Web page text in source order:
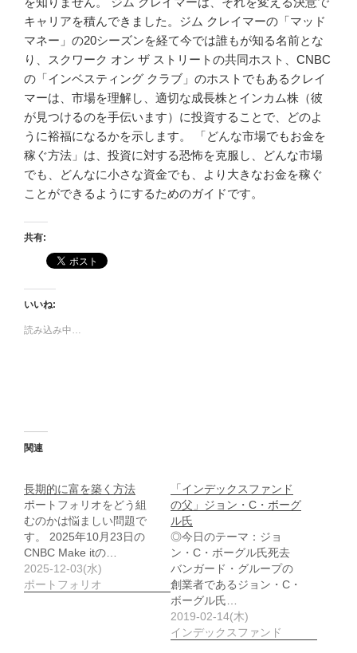
キャリアを積んできました。ジム クレイマーの「マッド
マネー」の20シーズンを経て今では誰もが知る名前とな
り、スクワーク オン ザ ストリートの共同ホスト、CNBC
の「インベスティング クラブ」のホストでもあるクレイ
マーは、市場を理解し、適切な成長株とインカム株（彼
が見つけるのを手伝います）に投資することで、どのよ
うに裕福になるかを示します。 「どんな市場でもお金を
稼ぐ方法」は、投資に対する恐怖を克服し、どんな市場
でも、どんなに小さな資金でも、より大きなお金を稼ぐ
ことができるようにするためのガイドです。
共有:
いいね:
読み込み中…
関連
長期的に富を築く方法
ポートフォリオをどう組
むのかは悩ましい問題で
す。 2025年10月23日の
CNBC Make itの…
2025-12-03(水)
ポートフォリオ
「インデックスファンド
の父」ジョン・C・ボーグ
ル氏
◎今日のテーマ：ジョ
ン・C・ボーグル氏死去
バンガード・グループの
創業者であるジョン・C・
ボーグル氏…
2019-02-14(木)
インデックスファンド